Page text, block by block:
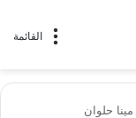
القائمة
حلوان